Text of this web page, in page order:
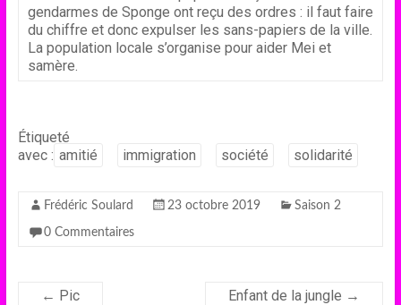
gendarmes de Sponge ont reçu des ordres : il faut faire
du chiffre et donc expulser les sans-papiers de la ville.
La population locale s’organise pour aider Mei et
samère.
Étiqueté
avec : amitié immigration société solidarité
Frédéric Soulard 23 octobre 2019 Saison 2
0 Commentaires
← Pic Enfant de la jungle →